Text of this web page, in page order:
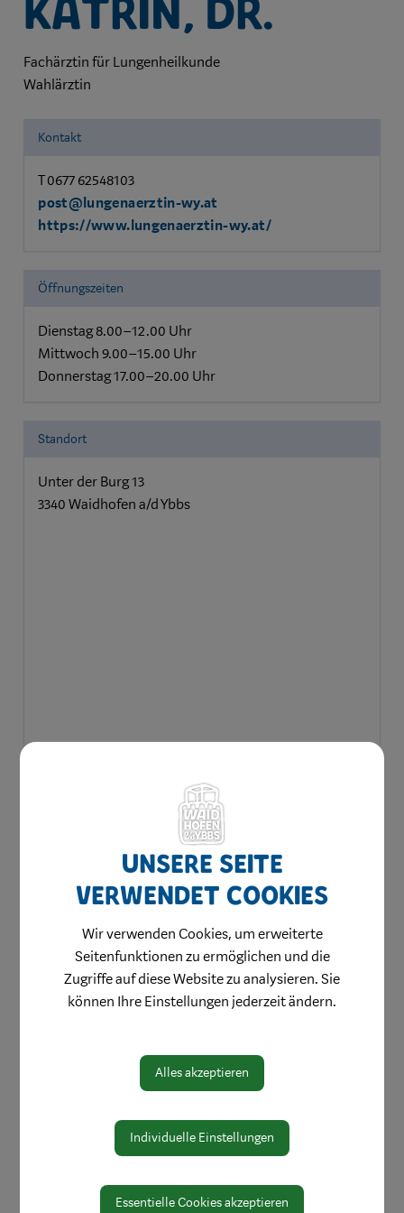
Fachärztin für Lungenheilkunde
Wahlärztin
Kontakt
T 0677 62548103
post@lungenaerztin-wy.at
https://www.lungenaerztin-wy.at/
Öffnungszeiten
Dienstag 8.00–12.00 Uhr
Mittwoch 9.00–15.00 Uhr
Donnerstag 17.00–20.00 Uhr
Standort
Unter der Burg 13
3340 Waidhofen a/d Ybbs
Gewerbeflächen
Firmenverzeichnis
Unternehmerleitfaden
Weiterbildung
Verein Stadtmarketing
Unsere Seite
verwendet Cookies
Wir verwenden Cookies, um erweiterte
Seitenfunktionen zu ermöglichen und die
Zugriffe auf diese Website zu analysieren. Sie
können Ihre Einstellungen jederzeit ändern.
Alles akzeptieren
Individuelle Einstellungen
Essentielle Cookies akzeptieren